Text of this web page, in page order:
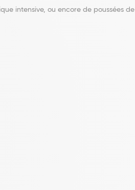
intensive, ou encore de poussées de